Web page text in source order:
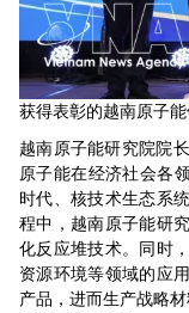
获得表彰的越南原子
越南原子能研究院院
原子能在经济社会各
时代、核技术生态系
程中，越南原子能研
化反应堆技术。同时
资源环境等领域的应
产品，进而生产战略材